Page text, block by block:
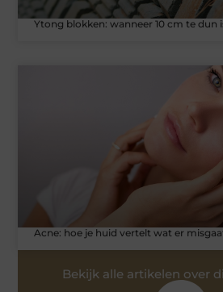
Ytong blokken: wanneer 10 cm te dun
Acne: hoe je huid vertelt wat er
Bekijk alle artikelen over